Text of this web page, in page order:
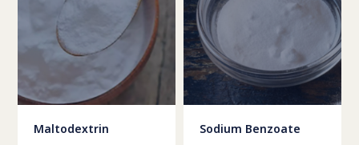
Maltodextrin
Sodium Benzoate